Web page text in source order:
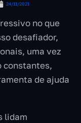
24/11/2021
no que
desafiador,
uma vez
constantes,
de ajuda
lidam